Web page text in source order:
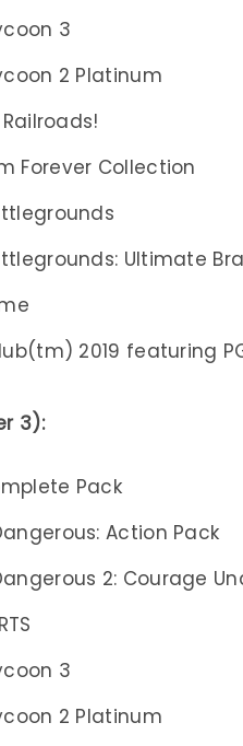
3
2 Platinum
Railroads!
Forever Collection
Ultimate
2019 featuring
3):
Pack
Action Pack
2: Courage
3
2 Platinum